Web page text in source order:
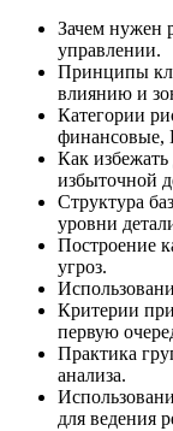
Зачем нужен
управлении.
Принципы
влиянию и
Категории
финансовые,
Как
избыточной
Структура
уровни
Построение
угроз.
Критерии
первую
Практика
анализа.
для ведения